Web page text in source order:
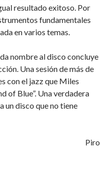
resultado exitoso. Por
fundamentales
en varios temas.
nombre al disco concluye
Una sesión de más de
con el jazz que Miles
of Blue”. Una verdadera
un disco que no tiene
Piro